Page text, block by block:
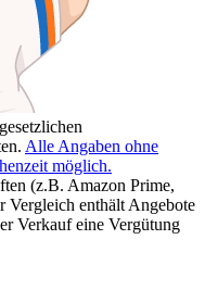
Alle Angaben ohne
möglich.
(z.B. Amazon Prime,
Vergleich enthält Angebote
Verkauf eine Vergütung